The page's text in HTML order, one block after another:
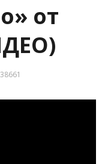
от
38661